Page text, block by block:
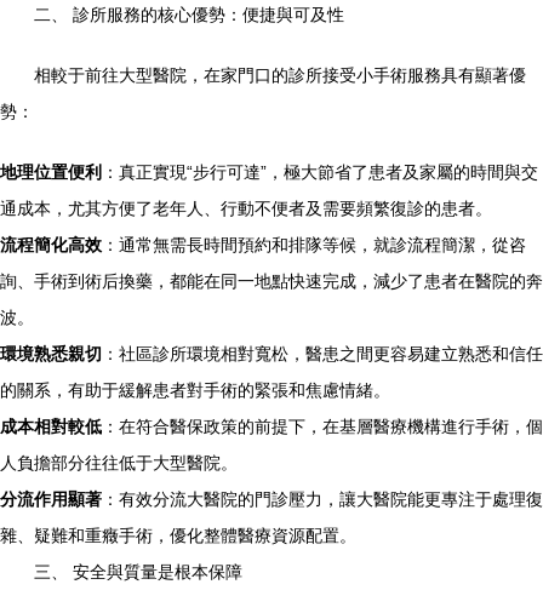
二、 診所服務的核心優勢：便捷與可及性
相較于前往大型醫院，在家門口的診所接受小手術服務具有顯著優
勢：
地理位置便利 ：真正實現“步行可達”，極大節省了患者及家屬的時間與交
通成本，尤其方便了老年人、行動不便者及需要頻繁復診的患者。
流程簡化高效 ：通常無需長時間預約和排隊等候，就診流程簡潔，從咨
詢、手術到術后換藥，都能在同一地點快速完成，減少了患者在醫院的奔
波。
環境熟悉親切 ：社區診所環境相對寬松，醫患之間更容易建立熟悉和信任
的關系，有助于緩解患者對手術的緊張和焦慮情緒。
成本相對較低 ：在符合醫保政策的前提下，在基層醫療機構進行手術，個
人負擔部分往往低于大型醫院。
分流作用顯著 ：有效分流大醫院的門診壓力，讓大醫院能更專注于處理復
雜、疑難和重癥手術，優化整體醫療資源配置。
三、 安全與質量是根本保障